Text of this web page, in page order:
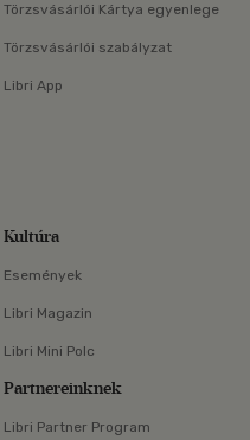
Törzsvásárlói Kártya egyenlege
Törzsvásárlói szabályzat
Libri App
Kultúra
Események
Libri Magazin
Libri Mini Polc
Partnereinknek
Libri Partner Program